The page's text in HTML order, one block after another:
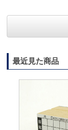
最近見た商品